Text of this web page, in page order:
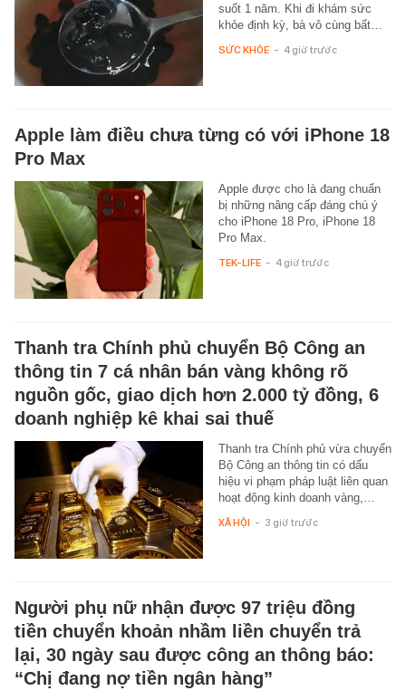
suốt 1 năm. Khi đi khám sức
khỏe định kỳ, bà vô cùng bất…
SỨC KHỎE - 4 giờ trước
Apple làm điều chưa từng có với iPhone 18
Pro Max
Apple được cho là đang chuẩn
bị những nâng cấp đáng chú ý
cho iPhone 18 Pro, iPhone 18
Pro Max.
TEK-LIFE - 4 giờ trước
Thanh tra Chính phủ chuyển Bộ Công an
thông tin 7 cá nhân bán vàng không rõ
nguồn gốc, giao dịch hơn 2.000 tỷ đồng, 6
doanh nghiệp kê khai sai thuế
Thanh tra Chính phủ vừa chuyển
Bộ Công an thông tin có dấu
hiệu vi phạm pháp luật liên quan
hoạt động kinh doanh vàng,…
XÃ HỘI - 3 giờ trước
Người phụ nữ nhận được 97 triệu đồng
tiền chuyển khoản nhầm liền chuyển trả
lại, 30 ngày sau được công an thông báo:
“Chị đang nợ tiền ngân hàng”